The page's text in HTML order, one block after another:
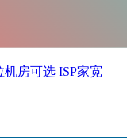
机房可选 ISP家宽